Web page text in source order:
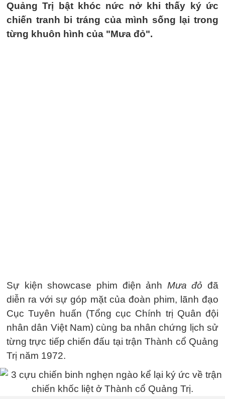
Quảng Trị bật khóc nức nở khi thấy ký ức
chiến tranh bi tráng của mình sống lại trong
từng khuôn hình của "Mưa đỏ".
Sự kiện showcase phim điện ảnh Mưa đỏ đã
diễn ra với sự góp mặt của đoàn phim, lãnh đạo
Cục Tuyên huấn (Tổng cục Chính trị Quân đội
nhân dân Việt Nam) cùng ba nhân chứng lịch sử
từng trực tiếp chiến đấu tại trận Thành cổ Quảng
Trị năm 1972.